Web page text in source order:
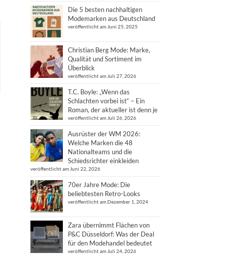
Die 5 besten nachhaltigen
Modemarken aus Deutschland
veröffentlicht am Juni 25, 2025
Christian Berg Mode: Marke,
Qualität und Sortiment im
Überblick
veröffentlicht am Juli 27, 2026
T.C. Boyle: „Wenn das
Schlachten vorbei ist“ – Ein
Roman, der aktueller ist denn je
veröffentlicht am Juli 26, 2026
Ausrüster der WM 2026:
Welche Marken die 48
Nationalteams und die
Schiedsrichter einkleiden
veröffentlicht am Juni 22, 2026
70er Jahre Mode: Die
beliebtesten Retro-Looks
veröffentlicht am Dezember 1, 2024
Zara übernimmt Flächen von
P&C Düsseldorf: Was der Deal
für den Modehandel bedeutet
veröffentlicht am Juli 24, 2026